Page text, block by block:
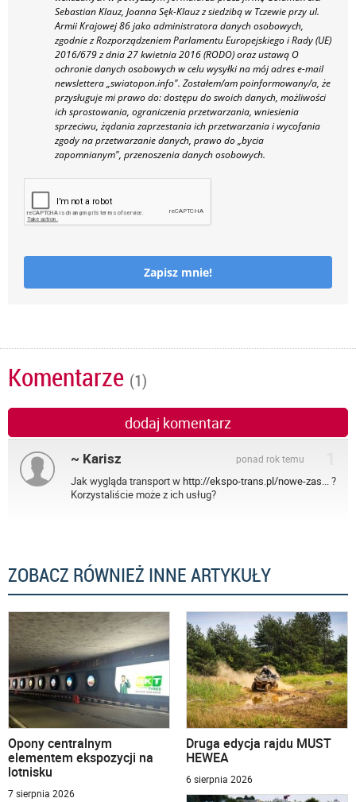
Sebastian Klauz, Joanna Sęk-Klauz z siedzibą w Tczewie przy ul.
Armii Krajowej 86 jako administratora danych osobowych,
zgodnie z Rozporządzeniem Parlamentu Europejskiego i Rady (UE)
2016/679 z dnia 27 kwietnia 2016 (RODO) oraz ustawą O
ochronie danych osobowych w celu wysyłki na mój adres e-mail
newslettera „swiatopon.info". Zostałem/am poinformowany/a, że
przysługuje mi prawo do: dostępu do swoich danych, możliwości
ich sprostowania, ograniczenia przetwarzania, wniesienia
sprzeciwu, żądania zaprzestania ich przetwarzania i wycofania
zgody na przetwarzanie danych, prawo do „bycia
zapomnianym", przenoszenia danych osobowych.
Zapisz mnie!
Komentarze (1)
dodaj komentarz
~ Karisz ponad rok temu
Jak wygląda transport whttp://ekspo-trans.pl/nowe-zas...?
Korzystaliście może z ich usług?
ZOBACZ RÓWNIEŻ INNE ARTYKUŁY
Opony centralnym
elementem ekspozycji na
lotnisku
7 sierpnia 2026
Druga edycja rajdu MUST
HEWEA
6 sierpnia 2026